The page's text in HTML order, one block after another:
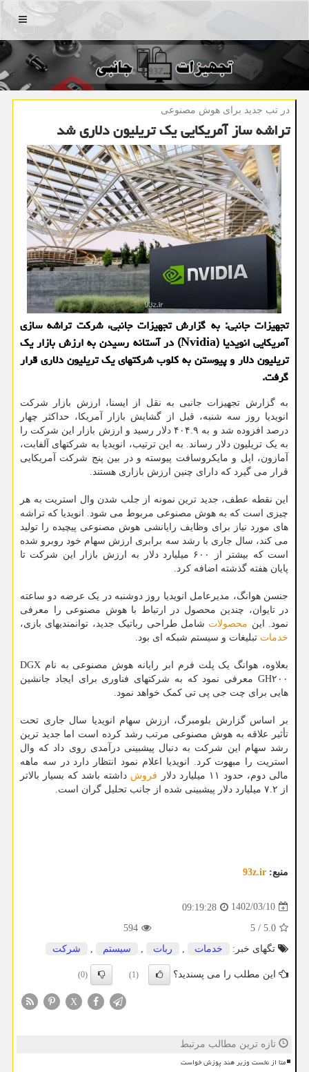
منو
در تب جدید برای هوش مصنوعی
تراشه ساز آمریکایی یک تریلیون دلاری شد
تجهیزات جانبی: به گزارش تجهیزات جانبی، شرکت تراشه سازی
آمریکایی انویدیا (Nvidia) در آستانه رسیدن به ارزش بازار یک
تریلیون دلار و پیوستن به کلوب شرکتهای یک تریلیون دلاری قرار
گرفت.
به گزارش تجهیزات جانبی به نقل از ایسنا، ارزش بازار شرکت
انویدیا روز سه شنبه، قبل از گشایش بازار آمریکا، حداکثر چهار
درصد افزوده شد و به ۴۰۴.۹ دلار رسید و ارزش بازار این شرکت را
به یک تریلیون دلار رساند. به این ترتیب، انویدیا به شرکتهای آلفابت،
آمازون، اپل و مایکروسافت پیوسته و در بین پنج شرکت آمریکایی
قرار می گیرد که دارای چنین ارزش بازاری هستند.
این نقطه عطف، جدید ترین نمونه از جلب شدن وال استریت به هر
چیزی است که به هوش مصنوعی مربوط می شود. انویدیا که تراشه
های مورد نیاز برای وظایف رایانشی هوش مصنوعی پیچیده را تولید
می کند، سال جاری با رشد سه برابری ارزش سهام خود روبرو شده
است که بیشتر از ۶۰۰ میلیارد دلار به ارزش بازار این شرکت تا
پایان هفته گذشته اضافه کرد.
جنسن هوانگ، مدیرعامل انویدیا روز دوشنبه در یک عرضه دو ساعته
در تایوان، چندین محصول در ارتباط با هوش مصنوعی را معرفی
نمود. این محصولات شامل طراحی رباتیک جدید، توانمندیهای بازی،
خدمات تبلیغات و سیستم شبکه ای بود.
بعلاوه، هوانگ یک پلت فرم ابر رایانه هوش مصنوعی به نام DGX
GH۲۰۰ معرفی نمود که به شرکتهای فناوری برای ایجاد جانشین
هایی برای چت جی پی تی کمک خواهد نمود.
بر اساس گزارش بلومبرگ، ارزش سهام انویدیا سال جاری تحت
تأثیر علاقه به هوش مصنوعی مرتب رشد کرده است اما جدید ترین
رشد سهام این شرکت به دنبال پیشبینی درآمدی روی داد که وال
استریت را مبهوت کرد. انویدیا اعلام نمود انتظار دارد در سه ماهه
مالی دوم، حدود ۱۱ میلیارد دلار
فروش داشته باشد که بسیار بالاتر
از ۷.۲ میلیارد دلار پیشبینی شده از جانب تحلیل گران است.
منبع: 93z.ir
1402/03/10
09:19:28
5.0
/
5
594
تگهای خبر:
خدمات ربات سیستم شركت
این مطلب را می پسندید؟ (1)
(0)
X
تازه ترین مطالب مرتبط
متا از نخست وزیر هند پوزش خواست